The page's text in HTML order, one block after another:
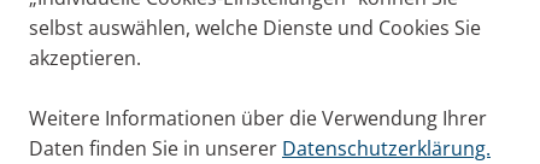
selbst auswählen, welche Dienste und Cookies Sie
akzeptieren.
Weitere Informationen über die Verwendung Ihrer
Daten finden Sie in unserer Datenschutzerklärung.
Übungen, um Schleim aus Bronchien zu lösen bei
Erkältung, Bronchitis oder chronischen
Lungenkrankheiten. Diesmal Übung 6 „Brust-Dreh-
Dehn-Lage“.
Publiziert
Mo. 09. Dezember 2024